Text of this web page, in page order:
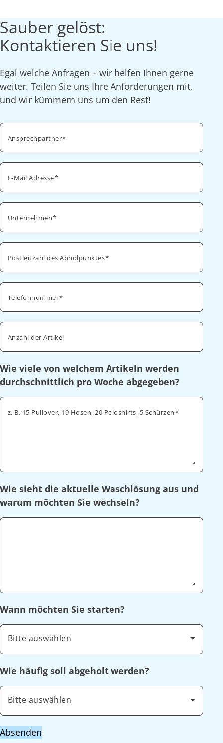
Sauber gelöst:
Kontaktieren Sie uns!
Egal welche Anfragen – wir helfen Ihnen gerne
weiter. Teilen Sie uns Ihre Anforderungen mit,
und wir kümmern uns um den Rest!
Ansprechpartner
E-Mail Adresse
Unternehmen
Postleitzahl des Abholpunktes
Telefonnummer
Anzahl der Artikel
Wie viele von welchem Artikeln werden
durchschnittlich pro Woche abgegeben?
z. B. 15 Pullover, 19 Hosen, 20 Poloshirts, 5 Schürzen
Wie sieht die aktuelle Waschlösung aus und
warum möchten Sie wechseln?
Wann möchten Sie starten?
Bitte auswählen
Wie häufig soll abgeholt werden?
Bitte auswählen
Absenden